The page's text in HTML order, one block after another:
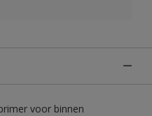
voor binnen